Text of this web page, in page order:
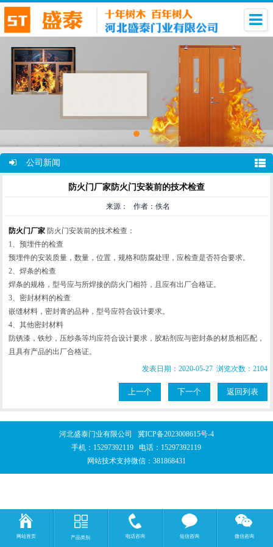
公司新闻
防火门厂家防火门安装前的技术检查
来源： 作者：佚名
防火门厂家 防火门安装前的技术检查：
1、预埋件的检查
预埋件的安装质量，数量，位置，规格和防腐处理，应检查是否符合要求。
2、焊条的检查
焊条的规格，型号应与所焊接的防火门相符，且应有出厂合格证。
3、密封材料的检查
嵌缝材料，密封膏的品种，型号应符合设计要求。
4、其他密封材料
防锈漆，铁纱，压纱条等均应符合设计要求，胶粘剂应与密封条的材质相匹配，
且具有产品的出厂合格证。
发表日期：2020-05-27 浏览次数：2104
上一个 下一个 返回列表
河北盛泰门业有限公司 冀ICP备2023008615号-4
手机： 15297392119 电话： 15297392119
网站技术支持微信：381868431
网站首页 产品类别 电话咨询 短信咨询 微信咨询